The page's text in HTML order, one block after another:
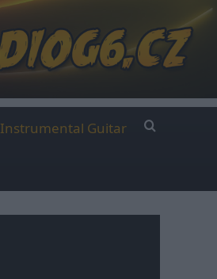
Instrumental Guitar